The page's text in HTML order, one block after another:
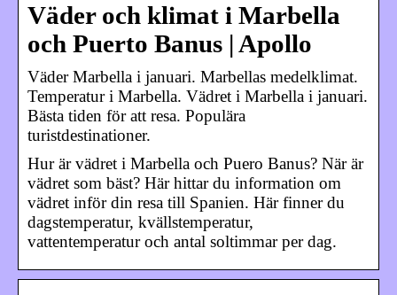
Väder och klimat i Marbella
och Puerto Banus | Apollo
Väder Marbella i januari. Marbellas medelklimat.
Temperatur i Marbella. Vädret i Marbella i januari.
Bästa tiden för att resa. Populära
turistdestinationer.
Hur är vädret i Marbella och Puero Banus? När är
vädret som bäst? Här hittar du information om
vädret inför din resa till Spanien. Här finner du
dagstemperatur, kvällstemperatur,
vattentemperatur och antal soltimmar per dag.